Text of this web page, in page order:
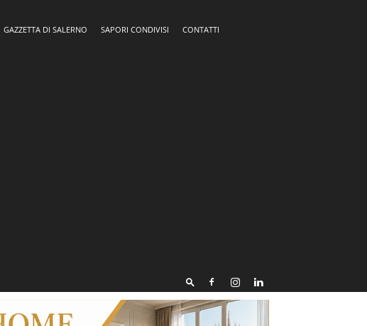
GAZZETTA DI SALERNO SAPORI CONDIVISI
CONTATTI